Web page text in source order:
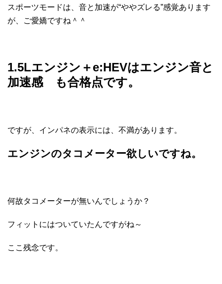
スポーツモードは、音と加速が“ややズレる”感覚あります
が、ご愛嬌ですね＾＾
1.5Lエンジン＋e:HEVはエンジン音と
加速感 も合格点です。
ですが、インパネの表示には、不満があります。
エンジンのタコメーター欲しいですね。
何故タコメーターが無いんでしょうか？
フィットにはついていたんですがね～
ここ残念です。